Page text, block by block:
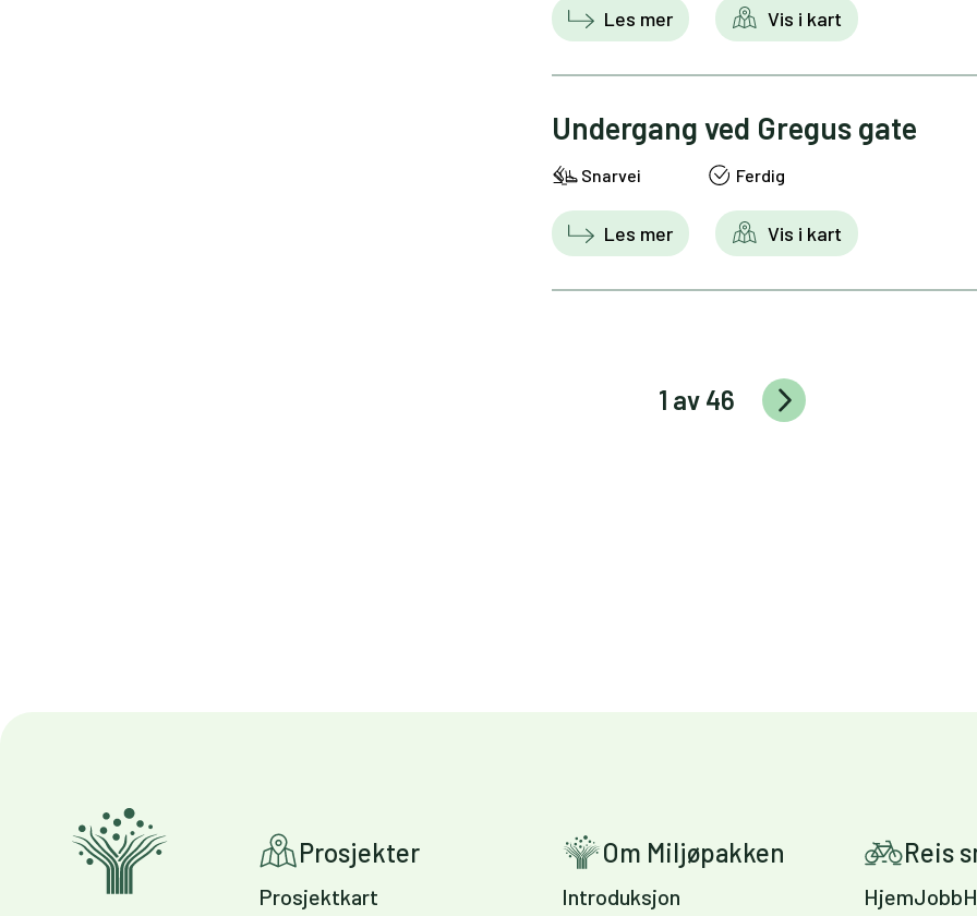
Les mer Vis i kart
Undergang ved Gregus gate
Snarvei Ferdig
Les mer Vis i kart
1 av 46
Prosjekter
Prosjektkart
Om Miljøpakken
Introduksjon
Reis